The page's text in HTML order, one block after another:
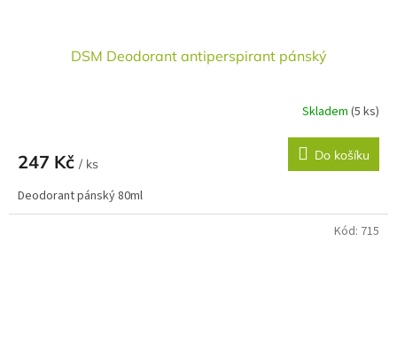
DSM Deodorant antiperspirant pánský
Skladem (5 ks)
247 Kč / ks
Do košíku
Deodorant pánský 80ml
Kód: 715